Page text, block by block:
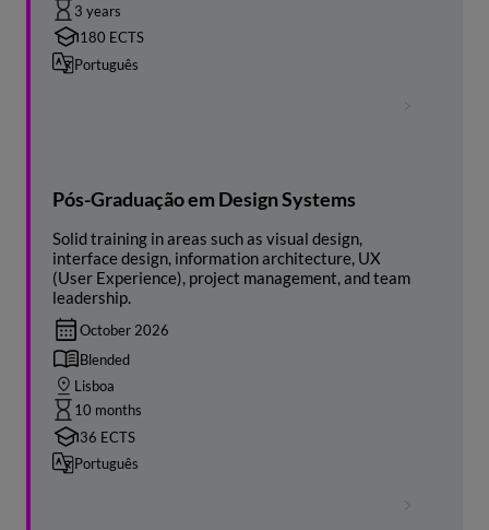
3 years
180 ECTS
Português
Pós-Graduação em Design Systems
Solid training in areas such as visual design,
interface design, information architecture, UX
(User Experience), project management, and team
leadership.
October 2026
Blended
Lisboa
10 months
36 ECTS
Português